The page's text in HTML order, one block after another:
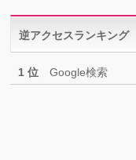
リ
ー逆アクセスランキング
1 位 Google検索